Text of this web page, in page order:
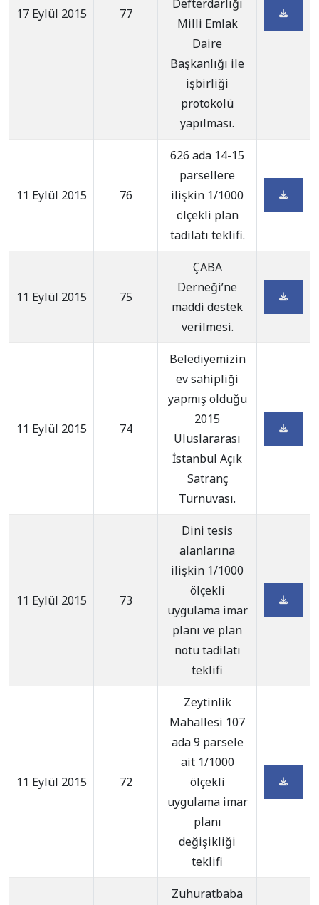
17 Eylül 2015 77
Defterdarlığı
Milli Emlak
Daire
Başkanlığı ile
işbirliği
protokolü
yapılması.
11 Eylül 2015 76
626 ada 14-15
parsellere
ilişkin 1/1000
ölçekli plan
tadilatı teklifi.
11 Eylül 2015 75
ÇABA
Derneği’ne
maddi destek
verilmesi.
11 Eylül 2015 74
Belediyemizin
ev sahipliği
yapmış olduğu
2015
Uluslararası
İstanbul Açık
Satranç
Turnuvası.
11 Eylül 2015 73
Dini tesis
alanlarına
ilişkin 1/1000
ölçekli
uygulama imar
planı ve plan
notu tadilatı
teklifi
11 Eylül 2015 72
Zeytinlik
Mahallesi 107
ada 9 parsele
ait 1/1000
ölçekli
uygulama imar
planı
değişikliği
teklifi
Zuhuratbaba